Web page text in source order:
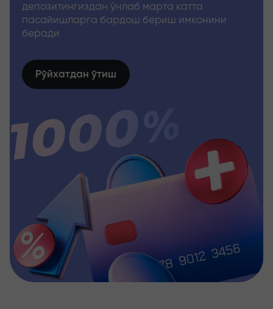
депозитингиздан ўнлаб марта катта
пасайишларга бардош бериш имконини
беради
Рўйхатдан ўтиш